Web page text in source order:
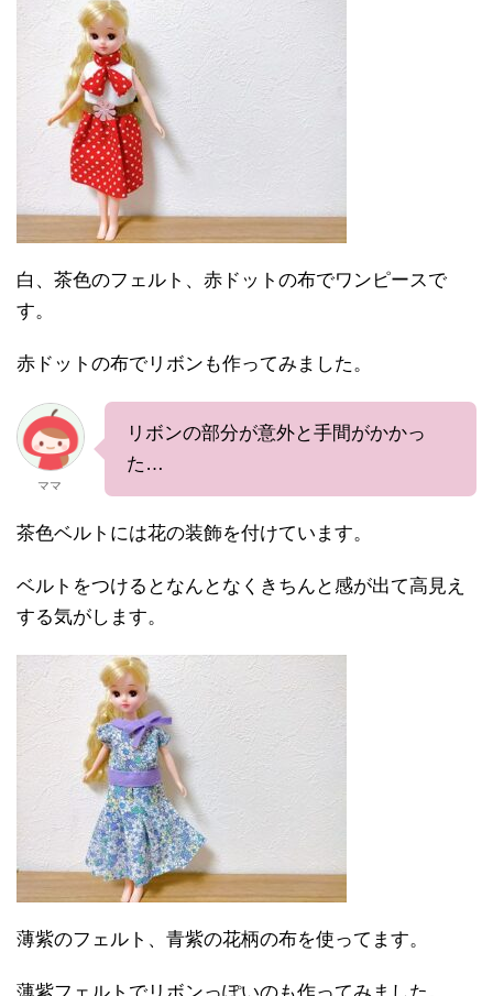
白、茶色のフェルト、赤ドットの布でワンピースで
す。
赤ドットの布でリボンも作ってみました。
ママ
リボンの部分が意外と手間がかかっ
た…
茶色ベルトには花の装飾を付けています。
ベルトをつけるとなんとなくきちんと感が出て高見え
する気がします。
薄紫のフェルト、青紫の花柄の布を使ってます。